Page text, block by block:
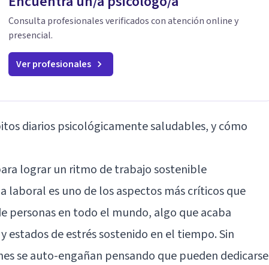
Consulta profesionales verificados con atención online y
presencial.
Ver profesionales
diarios psicológicamente saludables, y cómo
lograr un ritmo de trabajo sostenible
laboral es uno de los aspectos más críticos que
personas en todo el mundo, algo que acaba
estados de estrés sostenido en el tiempo. Sin
se auto-engañan pensando que pueden dedicarse